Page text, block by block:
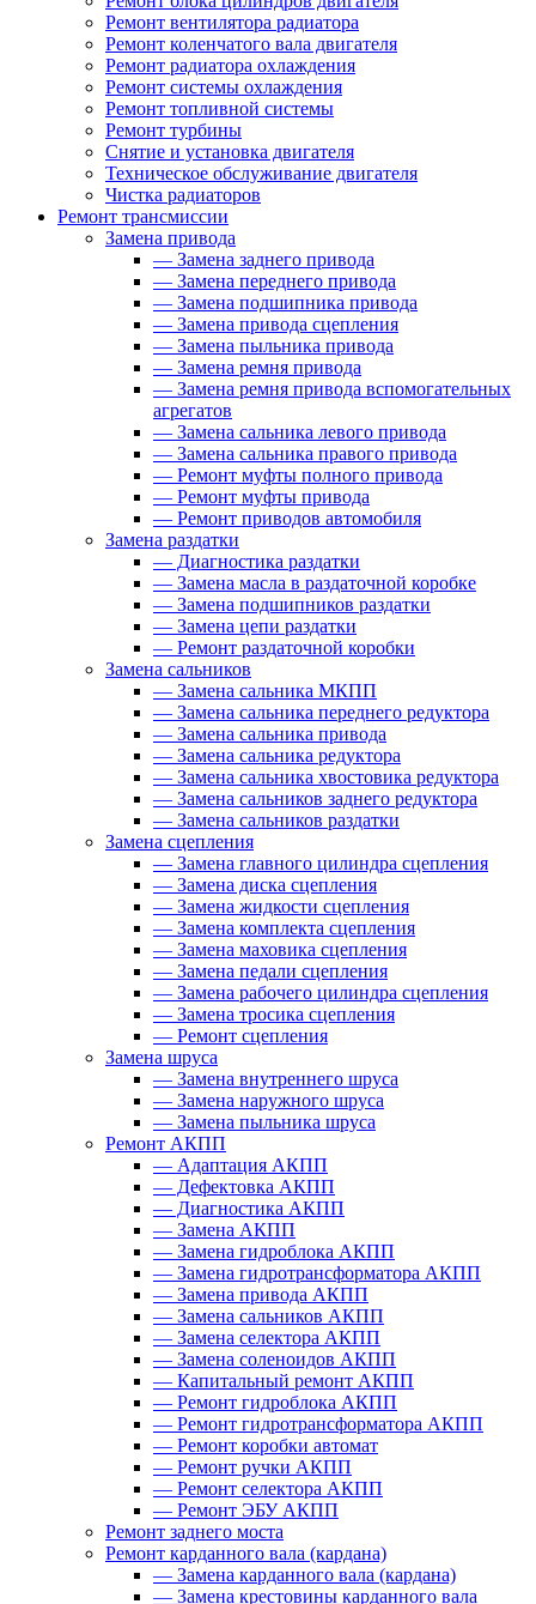
Ремонт вентилятора радиатора
Ремонт коленчатого вала двигателя
Ремонт радиатора охлаждения
Ремонт системы охлаждения
Ремонт топливной системы
Ремонт турбины
Снятие и установка двигателя
Техническое обслуживание двигателя
Чистка радиаторов
Ремонт трансмиссии
Замена привода
— Замена заднего привода
— Замена переднего привода
— Замена подшипника привода
— Замена привода сцепления
— Замена пыльника привода
— Замена ремня привода
— Замена ремня привода вспомогательных
агрегатов
— Замена сальника левого привода
— Замена сальника правого привода
— Ремонт муфты полного привода
— Ремонт муфты привода
— Ремонт приводов автомобиля
Замена раздатки
— Диагностика раздатки
— Замена масла в раздаточной коробке
— Замена подшипников раздатки
— Замена цепи раздатки
— Ремонт раздаточной коробки
Замена сальников
— Замена сальника МКПП
— Замена сальника переднего редуктора
— Замена сальника привода
— Замена сальника редуктора
— Замена сальника хвостовика редуктора
— Замена сальников заднего редуктора
— Замена сальников раздатки
Замена сцепления
— Замена главного цилиндра сцепления
— Замена диска сцепления
— Замена жидкости сцепления
— Замена комплекта сцепления
— Замена маховика сцепления
— Замена педали сцепления
— Замена рабочего цилиндра сцепления
— Замена тросика сцепления
— Ремонт сцепления
Замена шруса
— Замена внутреннего шруса
— Замена наружного шруса
— Замена пыльника шруса
Ремонт АКПП
— Адаптация АКПП
— Дефектовка АКПП
— Диагностика АКПП
— Замена АКПП
— Замена гидроблока АКПП
— Замена гидротрансформатора АКПП
— Замена привода АКПП
— Замена сальников АКПП
— Замена селектора АКПП
— Замена соленоидов АКПП
— Капитальный ремонт АКПП
— Ремонт гидроблока АКПП
— Ремонт гидротрансформатора АКПП
— Ремонт коробки автомат
— Ремонт ручки АКПП
— Ремонт селектора АКПП
— Ремонт ЭБУ АКПП
Ремонт заднего моста
Ремонт карданного вала (кардана)
— Замена карданного вала (кардана)
— Замена крестовины карданного вала